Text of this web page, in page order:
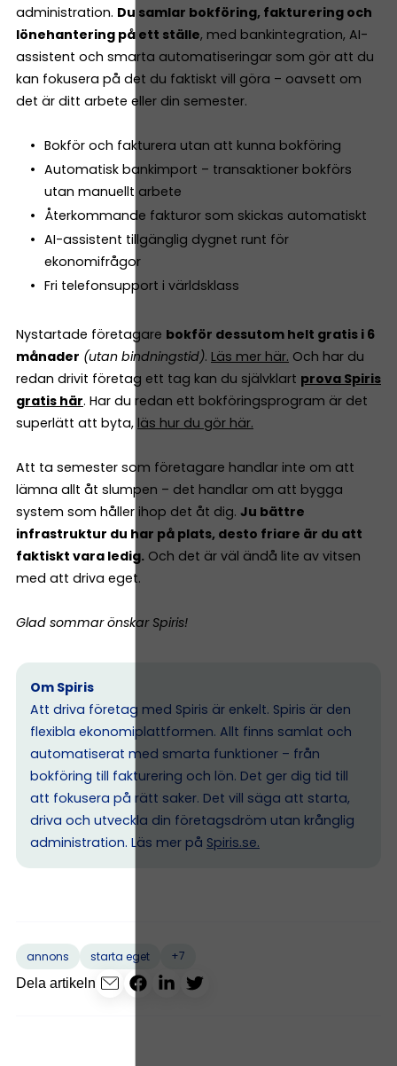
administration. Du samlar bokföring, fakturering och
lönehantering på ett ställe, med bankintegration, AI-
assistent och smarta automatiseringar som gör att du
kan fokusera på det du faktiskt vill göra – oavsett om
det är ditt arbete eller din semester.
Bokför och fakturera utan att kunna bokföring
Automatisk bankimport – transaktioner bokförs
utan manuellt arbete
Återkommande fakturor som skickas automatiskt
AI-assistent tillgänglig dygnet runt för
ekonomifrågor
Fri telefonsupport i världsklass
Nystartade företagare bokför dessutom helt gratis i 6
månader (utan bindningstid). Läs mer här. Och har du
redan drivit företag ett tag kan du självklart prova Spiris
gratis här. Har du redan ett bokföringsprogram är det
superlätt att byta, läs hur du gör här.
Att ta semester som företagare handlar inte om att
lämna allt åt slumpen – det handlar om att bygga
system som håller ihop det åt dig. Ju bättre
infrastruktur du har på plats, desto friare är du att
faktiskt vara ledig. Och det är väl ändå lite av vitsen
med att driva eget.
Glad sommar önskar Spiris!
Om Spiris
Att driva företag med Spiris är enkelt. Spiris är den
flexibla ekonomiplattformen. Allt finns samlat och
automatiserat med smarta funktioner – från
bokföring till fakturering och lön. Det ger dig tid till
att fokusera på rätt saker. Det vill säga att starta,
driva och utveckla din företagsdröm utan krånglig
administration. Läs mer på Spiris.se.
annons starta eget
+7
Dela artikeln